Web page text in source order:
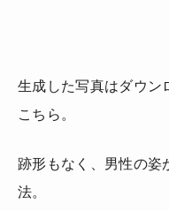
生成した写真はダウン
こちら。
跡形もなく、男性の
法。